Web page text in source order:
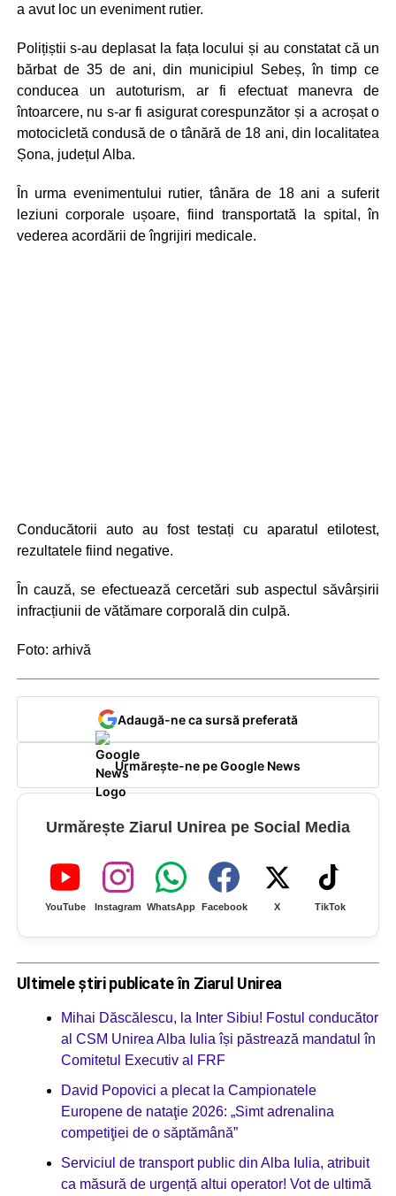
a avut loc un eveniment rutier.
Polițiștii s-au deplasat la fața locului și au constatat că un
bărbat de 35 de ani, din municipiul Sebeș, în timp ce
conducea un autoturism, ar fi efectuat manevra de
întoarcere, nu s-ar fi asigurat corespunzător și a acroșat o
motocicletă condusă de o tânără de 18 ani, din localitatea
Șona, județul Alba.
În urma evenimentului rutier, tânăra de 18 ani a suferit
leziuni corporale ușoare, fiind transportată la spital, în
vederea acordării de îngrijiri medicale.
Conducătorii auto au fost testați cu aparatul etilotest,
rezultatele fiind negative.
În cauză, se efectuează cercetări sub aspectul săvârșirii
infracțiunii de vătămare corporală din culpă.
Foto: arhivă
Adaugă-ne ca sursă preferată
Urmărește-ne pe Google News
Urmărește Ziarul Unirea pe Social Media
YouTube Instagram WhatsApp Facebook X TikTok
Ultimele știri publicate în Ziarul Unirea
Mihai Dăscălescu, la Inter Sibiu! Fostul conducător
al CSM Unirea Alba Iulia își păstrează mandatul în
Comitetul Executiv al FRF
David Popovici a plecat la Campionatele
Europene de nataţie 2026: „Simt adrenalina
competiţiei de o săptămână”
Serviciul de transport public din Alba Iulia, atribuit
ca măsură de urgență altui operator! Vot de ultimă